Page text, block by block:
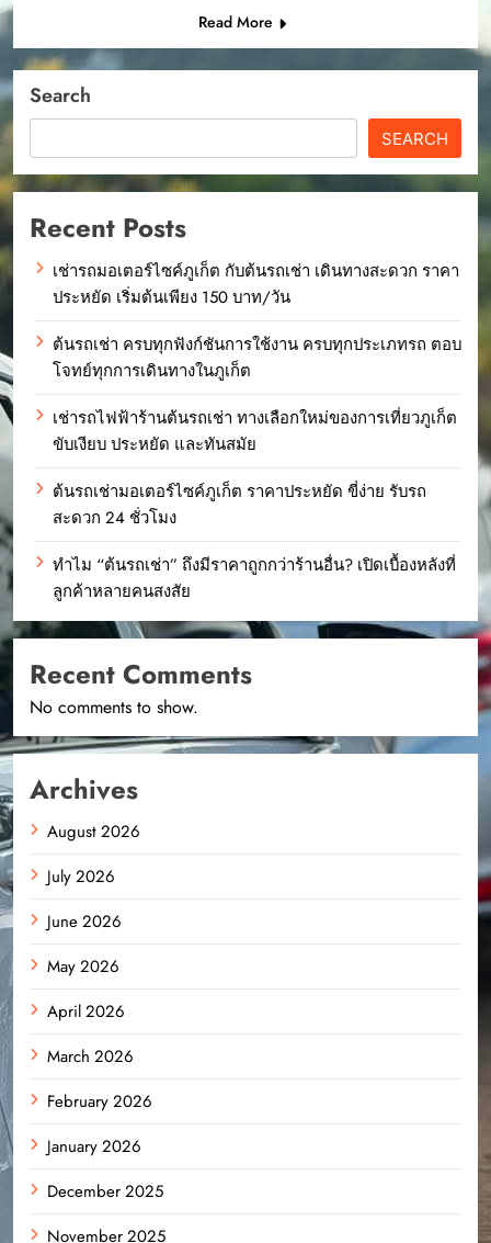
Read More
Search
SEARCH
Recent Posts
เช่ารถมอเตอร์ไซค์ภูเก็ต กับต้นรถเช่า เดินทางสะดวก ราคา
ประหยัด เริ่มต้นเพียง 150 บาท/วัน
ต้นรถเช่า ครบทุกฟังก์ชันการใช้งาน ครบทุกประเภทรถ ตอบ
โจทย์ทุกการเดินทางในภูเก็ต
เช่ารถไฟฟ้าร้านต้นรถเช่า ทางเลือกใหม่ของการเที่ยวภูเก็ต
ขับเงียบ ประหยัด และทันสมัย
ต้นรถเช่ามอเตอร์ไซค์ภูเก็ต ราคาประหยัด ขี่ง่าย รับรถ
สะดวก 24 ชั่วโมง
ทำไม “ต้นรถเช่า” ถึงมีราคาถูกกว่าร้านอื่น? เปิดเบื้องหลังที่
ลูกค้าหลายคนสงสัย
Recent Comments
No comments to show.
Archives
August 2026
July 2026
June 2026
May 2026
April 2026
March 2026
February 2026
January 2026
December 2025
November 2025